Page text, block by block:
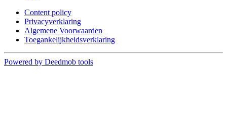
Content policy
Privacyverklaring
Algemene Voorwaarden
Toegankelijkheidsverklaring
Powered by Deedmob tools